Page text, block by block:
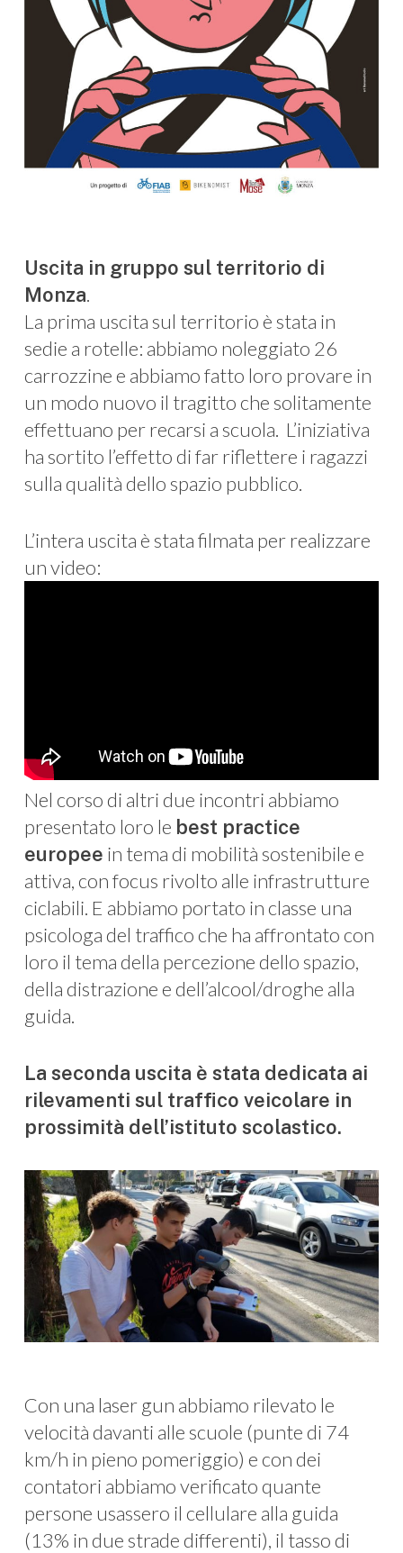
Uscita in gruppo sul territorio di
Monza.
La prima uscita sul territorio è stata in
sedie a rotelle: abbiamo noleggiato 26
carrozzine e abbiamo fatto loro provare in
un modo nuovo il tragitto che solitamente
effettuano per recarsi a scuola. L’iniziativa
ha sortito l’effetto di far riflettere i ragazzi
sulla qualità dello spazio pubblico.
L’intera uscita è stata filmata per realizzare
un video:
Nel corso di altri due incontri abbiamo
presentato loro le best practice
europee in tema di mobilità sostenibile e
attiva, con focus rivolto alle infrastrutture
ciclabili. E abbiamo portato in classe una
psicologa del traffico che ha affrontato con
loro il tema della percezione dello spazio,
della distrazione e dell’alcool/droghe alla
guida.
La seconda uscita è stata dedicata ai
rilevamenti sul traffico veicolare in
prossimità dell’istituto scolastico.
Con una laser gun abbiamo rilevato le
velocità davanti alle scuole (punte di 74
km/h in pieno pomeriggio) e con dei
contatori abbiamo verificato quante
persone usassero il cellulare alla guida
(13% in due strade differenti), il tasso di